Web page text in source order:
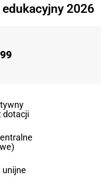
2026
dotacji
unijne